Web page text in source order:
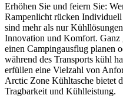
Erhöhen Sie und feiern Sie:
Rampenlicht rücken
sind mehr als nur
Innovation und Komfort. Ganz
einen Campingausflug planen
während des Transports kühl
erfüllen eine Vielzahl von
Arctic Zone Kühltasche bietet
Tragbarkeit und Kühlleistung.